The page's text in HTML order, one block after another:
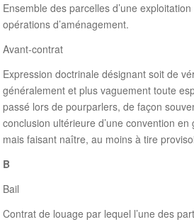
Ensemble des parcelles d’une
opérations d’aménagement.
Avant-contrat
Expression doctrinale désignant soit de
généralement et plus vaguement toute
passé lors de pourparlers, de façon
conclusion ultérieure d’une convention
mais faisant naître, au moins à tire
B
Bail
Contrat de louage par lequel l’une des